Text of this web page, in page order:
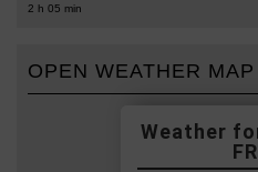
2 h 05 min
OPEN WEATHER MAP
FR